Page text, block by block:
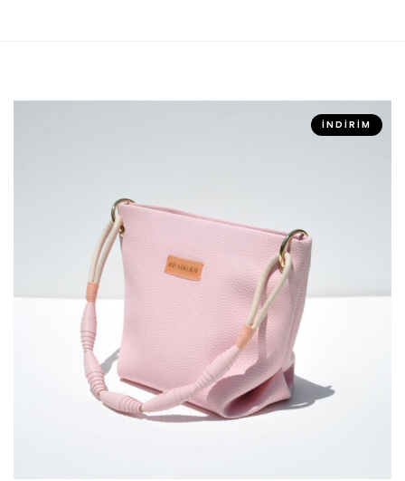
İNDIRIM